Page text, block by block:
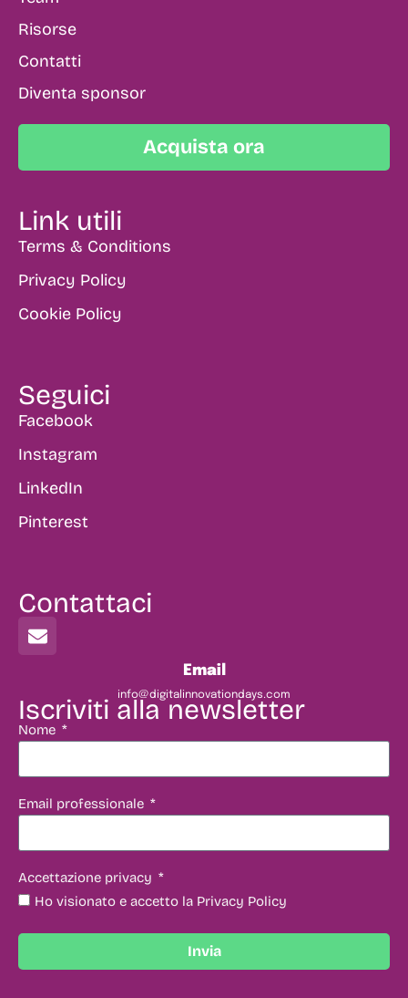
Risorse
Contatti
Diventa sponsor
Acquista ora
Link utili
Terms & Conditions
Privacy Policy
Cookie Policy
Seguici
Facebook
Instagram
LinkedIn
Pinterest
Contattaci
Email
info@digitalinnovationdays.com
Iscriviti alla newsletter
Nome
Email professionale
Accettazione privacy
Ho visionato e accetto la Privacy Policy
Invia